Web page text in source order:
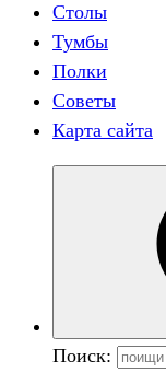
Столы
Тумбы
Полки
Советы
Карта сайта
Поиск: